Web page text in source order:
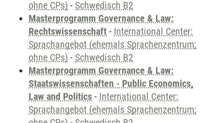
ohne CPs) - Schwedisch B2
Masterprogramm Governance & Law:
Rechtswissenschaft - International Center:
Sprachangebot (ehemals Sprachenzentrum;
ohne CPs) - Schwedisch B2
Masterprogramm Governance & Law:
Staatswissenschaften - Public Economics,
Law and Politics - International Center:
Sprachangebot (ehemals Sprachenzentrum;